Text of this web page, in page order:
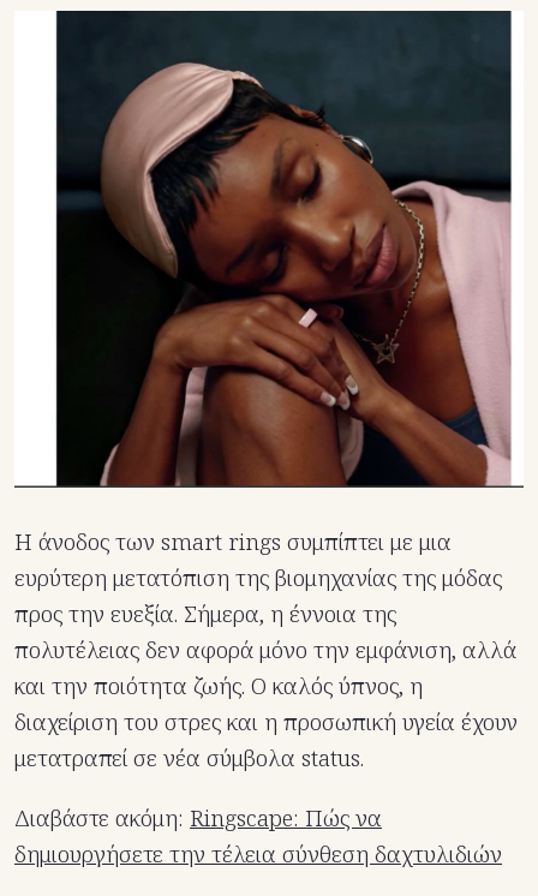
Η άνοδος των smart rings συμπίπτει με μια
ευρύτερη μετατόπιση της βιομηχανίας της μόδας
προς την ευεξία. Σήμερα, η έννοια της
πολυτέλειας δεν αφορά μόνο την εμφάνιση, αλλά
και την ποιότητα ζωής. Ο καλός ύπνος, η
διαχείριση του στρες και η προσωπική υγεία έχουν
μετατραπεί σε νέα σύμβολα status.
Διαβάστε ακόμη: Ringscape: Πώς να
δημιουργήσετε την τέλεια σύνθεση δαχτυλιδιών